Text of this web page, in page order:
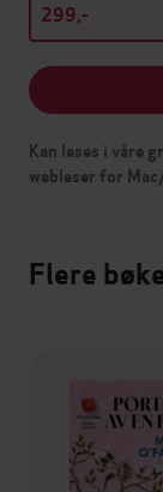
299,-
Kan leses i våre
webleser for
Flere